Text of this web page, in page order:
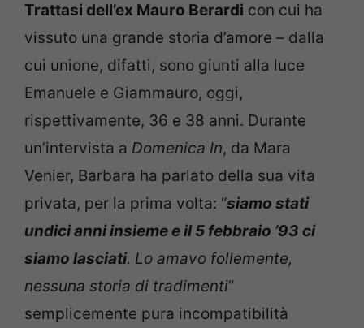
Trattasi dell’ex Mauro Berardi con cui ha
vissuto una grande storia d’amore – dalla
cui unione, difatti, sono giunti alla luce
Emanuele e Giammauro, oggi,
rispettivamente, 36 e 38 anni. Durante
un’intervista a Domenica In, da Mara
Venier, Barbara ha parlato della sua vita
privata, per la prima volta: “siamo stati
undici anni insieme e il 5 febbraio ’93 ci
siamo lasciati. Lo amavo follemente,
nessuna storia di tradimenti”
semplicemente pura incompatibilità